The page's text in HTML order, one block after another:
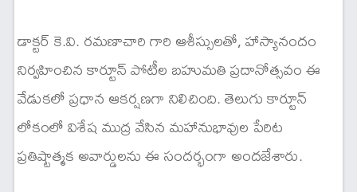
డాక్టర్ కె.వి. రమణాచారి గారి ఆశీస్సులతో, హాస్యానందం
నిర్వహించిన కార్టూన్ పోటీల బహుమతి ప్రదానోత్సవం ఈ
వేడుకలో ప్రధాన ఆకర్షణగా నిలిచింది. తెలుగు కార్టూన్
లోకంలో విశేష ముద్ర వేసిన మహానుభావుల పేరిట
ప్రతిష్టాత్మక అవార్డులను ఈ సందర్భంగా అందజేశారు.